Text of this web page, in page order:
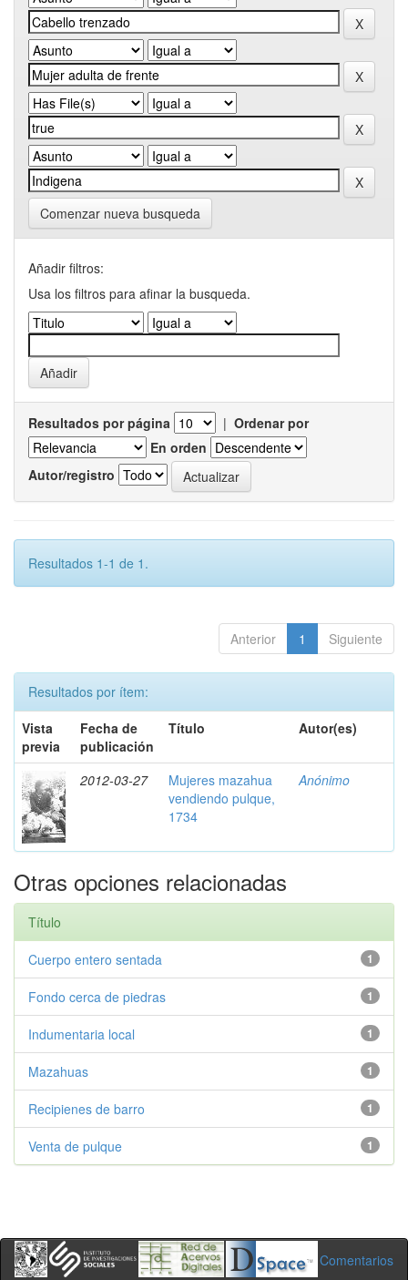
Comenzar nueva busqueda
Añadir filtros:
Usa los filtros para afinar la busqueda.
Resultados por página | Ordenar por
En orden
Autor/registro
Resultados 1-1 de 1.
Anterior 1 Siguiente
Resultados por ítem:
Vista
previa
Fecha de
publicación
Título Autor(es)
2012-03-27
Mujeres mazahua
vendiendo pulque,
1734
Anónimo
Otras opciones relacionadas
Título
1
Cuerpo entero sentada
1
Fondo cerca de piedras
1
Indumentaria local
1
Mazahuas
1
Recipienes de barro
1
Venta de pulque
Comentarios